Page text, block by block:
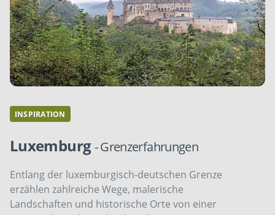
INSPIRATION
Luxemburg- Grenzerfahrungen
Entlang der luxemburgisch-deutschen Grenze
erzählen zahlreiche Wege, malerische
Landschaften und historische Orte von einer